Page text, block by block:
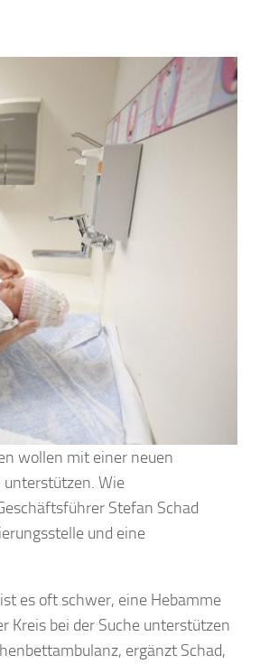
wollen mit einer neuen
unterstützen. Wie
Stefan Schad
und eine
es oft schwer, eine Hebamme
Kreis bei der Suche unterstützen
ergänzt Schad,